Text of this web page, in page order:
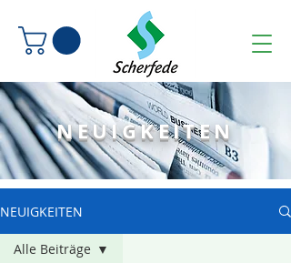
NEUIGKEITEN
NEUIGKEITEN
Alle Beiträge